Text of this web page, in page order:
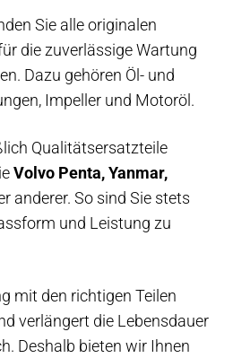
Motor–Propeller
Sie alle originalen
die zuverlässige Wartung
Dazu gehören Öl- und
Impeller und Motoröl.
Qualitätsersatzteile
Volvo Penta, Yanmar,
anderer. So sind Sie stets
und Leistung zu
mit den richtigen Teilen
verlängert die Lebensdauer
Deshalb bieten wir Ihnen